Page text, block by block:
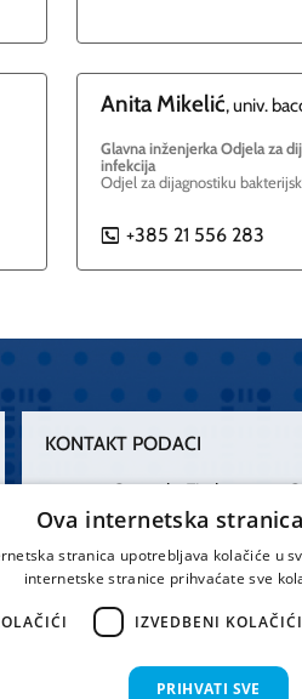
Anita Mikelić, univ.
Glavna inženjerka Odjela za
infekcija
Odjel za dijagnostiku
P +385 21 556 283
KONTAKT PODACI
Centrala Firule
021 556 111
Spinčićeva 1,
21000 Split
Hrvatska
Ova internetska
stranica upotrebljava kolačiće u
internetske stranice prihvaćate sve
IZVEDBENI KOLAČIĆI
PRIHVATI SVE